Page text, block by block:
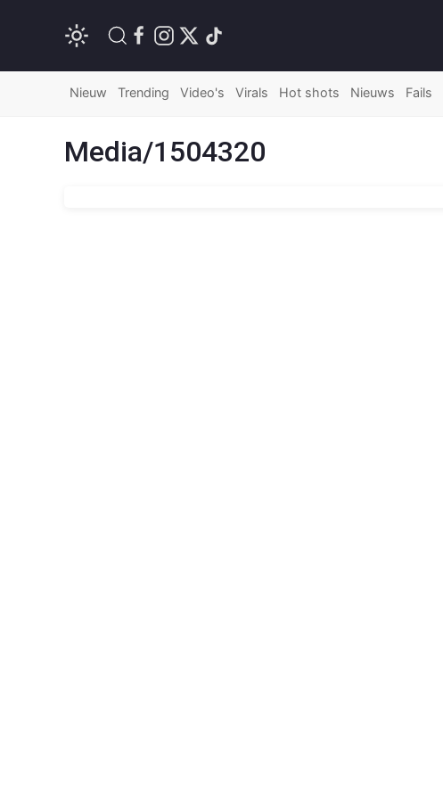
Nieuw Trending Video's Virals Hot shots Nieuws Fails
Media/1504320